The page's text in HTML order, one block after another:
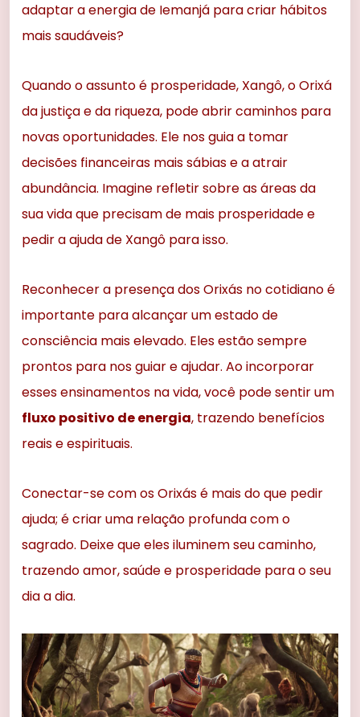
adaptar a energia de Iemanjá para criar hábitos
mais saudáveis?
Quando o assunto é prosperidade, Xangô, o Orixá
da justiça e da riqueza, pode abrir caminhos para
novas oportunidades. Ele nos guia a tomar
decisões financeiras mais sábias e a atrair
abundância. Imagine refletir sobre as áreas da
sua vida que precisam de mais prosperidade e
pedir a ajuda de Xangô para isso.
Reconhecer a presença dos Orixás no cotidiano é
importante para alcançar um estado de
consciência mais elevado. Eles estão sempre
prontos para nos guiar e ajudar. Ao incorporar
esses ensinamentos na vida, você pode sentir um
fluxo positivo de energia, trazendo benefícios
reais e espirituais.
Conectar-se com os Orixás é mais do que pedir
ajuda; é criar uma relação profunda com o
sagrado. Deixe que eles iluminem seu caminho,
trazendo amor, saúde e prosperidade para o seu
dia a dia.